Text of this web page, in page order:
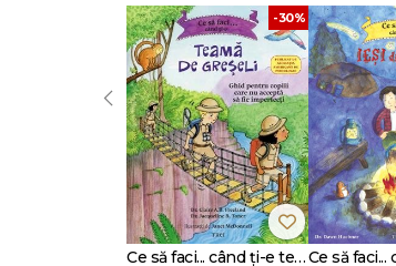
-30%
Ce să faci... când ți-e teamă de greșeli. Ghid pentru copiii care nu acceptă să fie imperfecți
‹